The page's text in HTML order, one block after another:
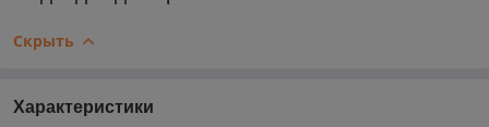
Скрыть
Характеристики